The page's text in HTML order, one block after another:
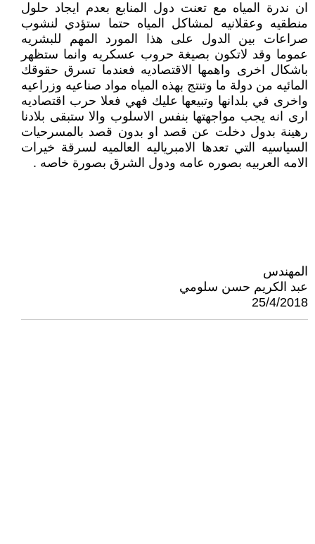
ان ندرة المياه مع تعنت دول المنابع بعدم ايجاد حلول
منطقيه وعقلانيه لمشاكل المياه حتما ستؤدي لنشوب
صراعات بين الدول على هذا المورد المهم للبشريه
عموما وقد لاتكون بصيغة حروب عسكريه وانما ستظهر
باشكال اخرى واهمها الاقتصاديه فعندما تسرق حقوقك
المائيه من دولة ما وتنتج بهذه المياه مواد صناعيه وزراعيه
واخرى في بلدانها وتبيعها عليك فهي فعلا حرب اقتصاديه
ارى انه يجب مواجهتها بنفس الاسلوب والا ستبقى بلادنا
رهينة بدول دخلت عن قصد او بدون قصد بالمسرحيات
السياسيه التي تعدها الامبرياليه العالميه لسرقة خيرات
الامه العربيه بصوره عامه ودول الشرق بصورة خاصه .
المهندس
عبد الكريم حسن سلومي
25/4/2018